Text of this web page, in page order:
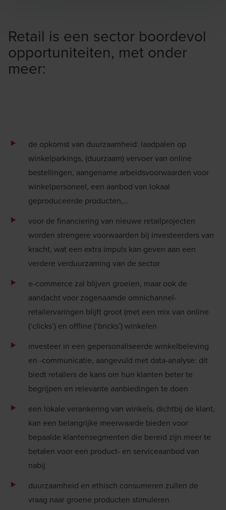
Retail is een sector boordevol
opportuniteiten, met onder
meer:
de opkomst van duurzaamheid: laadpalen op
winkelparkings, (duurzaam) vervoer van online
bestellingen, aangename arbeidsvoorwaarden voor
winkelpersoneel, een aanbod van lokaal
geproduceerde producten,…
voor de financiering van nieuwe retailprojecten
worden strengere voorwaarden bij investeerders van
kracht, wat een extra impuls kan geven aan een
verdere verduurzaming van de sector
e-commerce zal blijven groeien, maar ook de
aandacht voor zogenaamde omnichannel-
retailervaringen blijft groot (met een mix van online
(‘clicks’) en offline (‘bricks’) winkelen
investeer in een gepersonaliseerde winkelbeleving
en -communicatie, aangevuld met data-analyse: dit
biedt retailers de kans om hun klanten beter te
begrijpen en relevante aanbiedingen te doen
een lokale verankering van winkels, dichtbij de klant,
kan een belangrijke meerwaarde bieden voor
bepaalde klantensegmenten die bereid zijn meer te
betalen voor een product- en serviceaanbod van
nabij
duurzaamheid en ethisch consumeren zullen de
vraag naar groene producten stimuleren